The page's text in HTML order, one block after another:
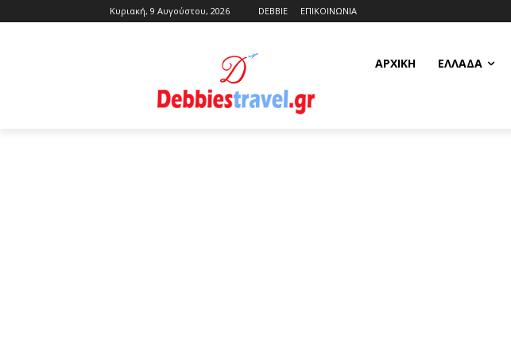
Κυριακή, 9 Αυγούστου, 2026 DEBBIE ΕΠΙΚΟΙΝΩΝΙΑ
ΑΡΧΙΚΗ ΕΛΛΆΔΑ